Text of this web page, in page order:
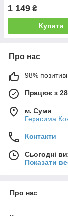
1 149 ₴
Купити
Про нас
98%
Працює з
м. Суми
Герасима
Контакти
Сьогодні
Показати
Про нас